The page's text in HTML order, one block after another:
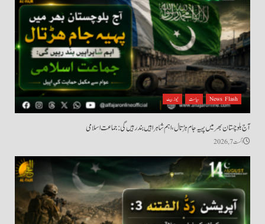
News Flash سیاست نیوز بیٹ
آج بلوچستان بھر میں پہیہ جام ہڑتال، اہم شاہراہیں بند رہیں گی: جماعت اسلامی
اگست 7, 2026